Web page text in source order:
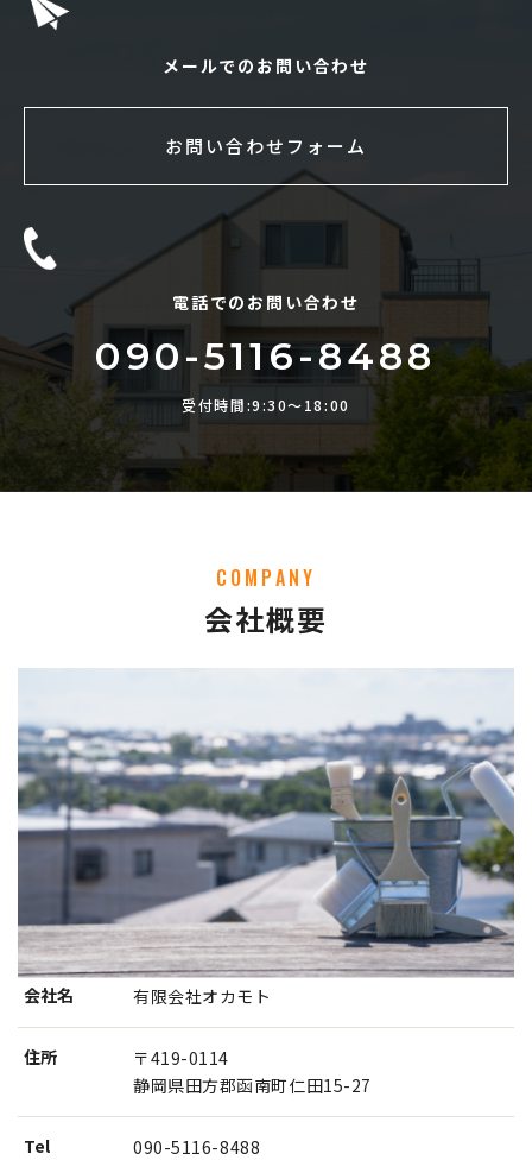
メールでのお問い合わせ
お問い合わせフォーム
電話でのお問い合わせ
090-5116-8488
受付時間:9:30〜18:00
COMPANY
会社概要
会社名 有限会社オカモト
住所
〒419-0114
静岡県田方郡函南町仁田15-27
Tel 090-5116-8488